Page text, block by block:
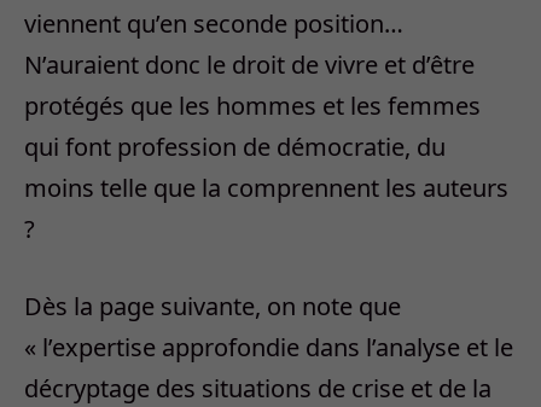
viennent qu’en seconde position…
N’auraient donc le droit de vivre et d’être
protégés que les hommes et les femmes
qui font profession de démocratie, du
moins telle que la comprennent les auteurs
?
Dès la page suivante, on note que
« l’expertise approfondie dans l’analyse et le
décryptage des situations de crise et de la